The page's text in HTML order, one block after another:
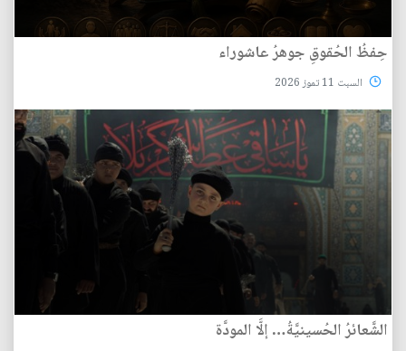
حِفظُ الحُقوقِ جوهرُ عاشوراء
السبت 11 تموز 2026
الشَّعائرُ الحُسينيَّةُ… إلَّا المودَّة